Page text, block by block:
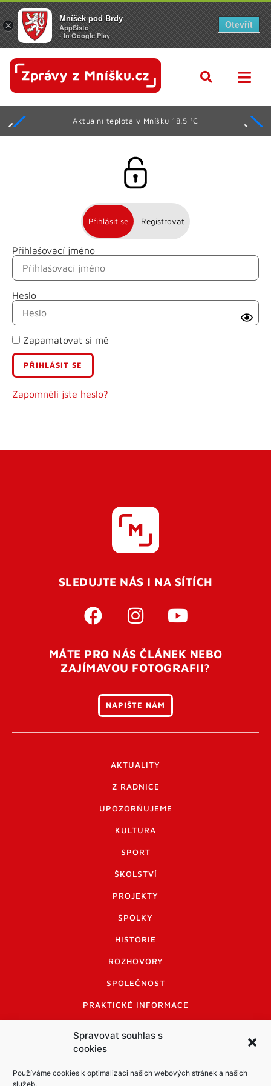
Spravovat souhlas s
cookies
Používáme cookies k optimalizaci našich webových stránek a našich
služeb.
Aktuální teplota v Mníšku 18.5 °C
Přihlásit se Registrovat
Přihlašovací jméno
Heslo
Zapamatovat si mě
Zapomněli jste heslo?
Jméno
Příjmení
E-mail
Uživatelské jméno
Pro úspěšné dokončení registrace je potřeba
vaší e-mailovouadresu. Po úspěšném odeslání
otevření tohoto odkazu se váš účet ověří a můžete se
přihlásit. Nezapomeňte zkontrolovat složku SPAM ve
SLEDUJTE NÁS I NA SÍTÍCH
MÁTE PRO NÁS ČLÁNEK NEBO
ZAJÍMAVOU FOTOGRAFII?
NAPIŠTE NÁM
AKTUALITY
Z RADNICE
UPOZORŇUJEME
KULTURA
SPORT
ŠKOLSTVÍ
PROJEKTY
SPOLKY
HISTORIE
ROZHOVORY
SPOLEČNOST
PRAKTICKÉ INFORMACE
INFORMACE A KODEX DISKUTUJÍCÍCH
LOGO A LOGO MANUÁL
×
Mníšek pod Brdy
AppSisto
- In Google Play
Otevřít